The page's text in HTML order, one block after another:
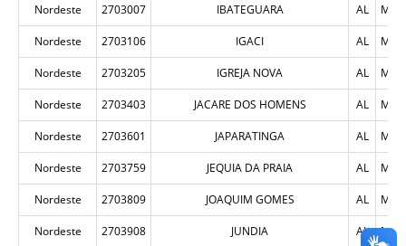
Nordeste 2703007 IBATEGUARA AL
Nordeste 2703106 IGACI AL
Nordeste 2703205 IGREJA NOVA AL
Nordeste 2703403 JACARE DOS HOMENS AL
Nordeste 2703601 JAPARATINGA AL
Nordeste 2703759 JEQUIA DA PRAIA AL
Nordeste 2703809 JOAQUIM GOMES AL
Nordeste 2703908 JUNDIA AL